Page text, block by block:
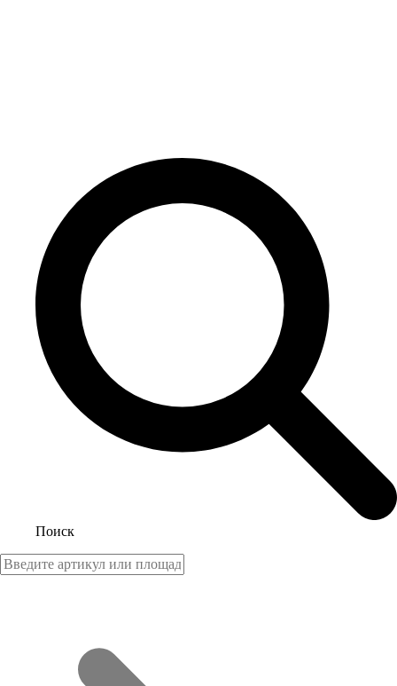
Поиск